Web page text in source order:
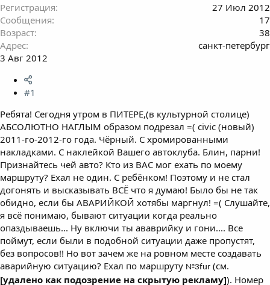
Регистрация
27 Июл 2012
Сообщения
17
Возраст
38
Адрес
санкт-петербург
3 Авг 2012
#1
Ребята! Сегодня утром в ПИТЕРЕ,(в культурной столице)
АБСОЛЮТНО НАГЛЫМ образом подрезал =( civic (новый)
2011-го-2012-го года. Чёрный. С хромированными
накладками. С наклейкой Вашего автоклуба. Блин, парни!
Признайтесь чей авто? Кто из ВАС мог ехать по моему
маршруту? Ехал не один. С ребёнком! Поэтому и не стал
догонять и высказывать ВСЁ что я думаю! Было бы не так
обидно, если бы АВАРИЙКОЙ хотябы маргнул! =( Слушайте,
я всё понимаю, бывают ситуации когда реально
опаздываешь... Ну включи ты ававрийку и гони.... Все
поймут, если были в подобной ситуации даже пропустят,
без вопросов!! Но вот зачем же на ровном месте создавать
аварийную ситуацию? Ехал по маршруту №3fur (см.
[удалено как подозрение на скрытую рекламу]). Номер